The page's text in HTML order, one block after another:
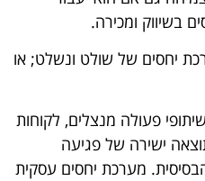
בשיווק ומכירה.
יחסים של שולט ונשלט; או
פעולה מנצלים, לקוחות
ישירה של פגיעה
מערכת יחסים עסקית